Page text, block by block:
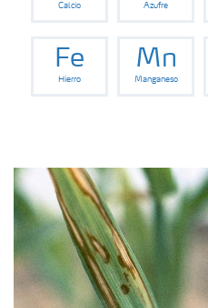
Calcio Azufre
Fe
Hierro
Mn
Manganeso